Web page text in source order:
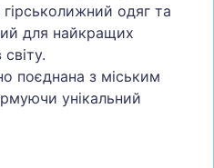
одяг та
для найкращих
поєднана з міським
унікальний